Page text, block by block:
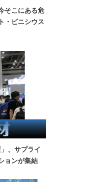
そこにある危
・ビニシウス
、サプライ
ョンが集結